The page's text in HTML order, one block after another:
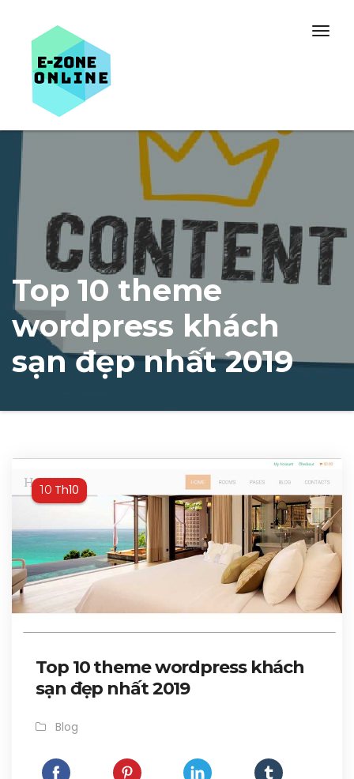
Top 10 theme
wordpress khách
sạn đẹp nhất 2019
10 Th10
Top 10 theme wordpress khách
sạn đẹp nhất 2019
Blog